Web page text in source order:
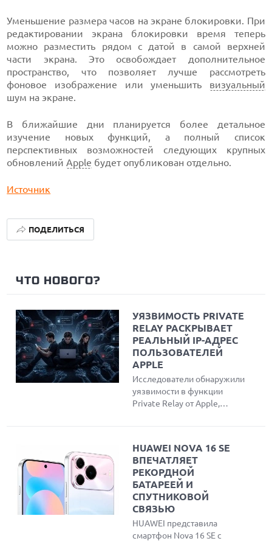
Уменьшение размера часов на экране блокировки. При
редактировании экрана блокировки время теперь
можно разместить рядом с датой в самой верхней
части экрана. Это освобождает дополнительное
пространство, что позволяет лучше рассмотреть
фоновое изображение или уменьшить визуальный
шум на экране.
В ближайшие дни планируется более детальное
изучение новых функций, а полный список
перспективных возможностей следующих крупных
обновленийApple будет опубликован отдельно.
Источник
ПОДЕЛИТЬСЯ
ЧТО НОВОГО?
УЯЗВИМОСТЬ PRIVATE
RELAY РАСКРЫВАЕТ
РЕАЛЬНЫЙ IP-АДРЕС
ПОЛЬЗОВАТЕЛЕЙ
APPLE
Исследователи обнаружили
уязвимости в функции
Private Relay от Apple,
IP-адрес пользователей
Safari. Эксперты создали
инструмент для проверки
утечки данных и объяснили
причины публичного
разглашения проблемы
вместо обращения в
компанию.
HUAWEI NOVA 16 SE
ВПЕЧАТЛЯЕТ
РЕКОРДНОЙ
БАТАРЕЕЙ И
СПУТНИКОВОЙ
СВЯЗЬЮ
HUAWEI представила
смартфон Nova 16 SE с